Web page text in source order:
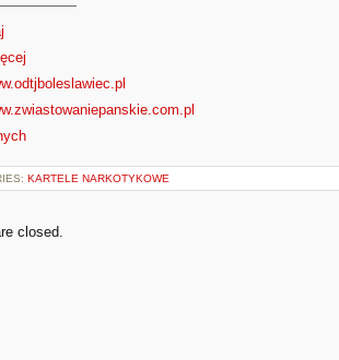
KARTELE NARKOTYKOWE
closed.